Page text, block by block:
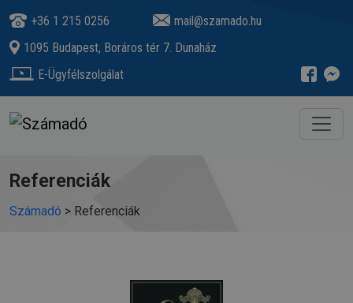
+36 1 215 0256
mail@szamado.hu
1095 Budapest, Boráros tér 7. Dunaház
E-Ügyfélszolgálat
Referenciák
Számadó > Referenciák